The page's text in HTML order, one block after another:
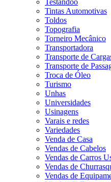
Testandoo
Tintas Automotivas
Toldos
Topografia
Torneiro Mecânico
Transportadora
Transporte de
Transporte de
Troca de Óleo
Turismo
Unhas
Universidades
Usinagens
Varais e redes
Variedades
Venda de Casa
Vendas de Cabelos
Vendas de Carros
Vendas de
Vendas de